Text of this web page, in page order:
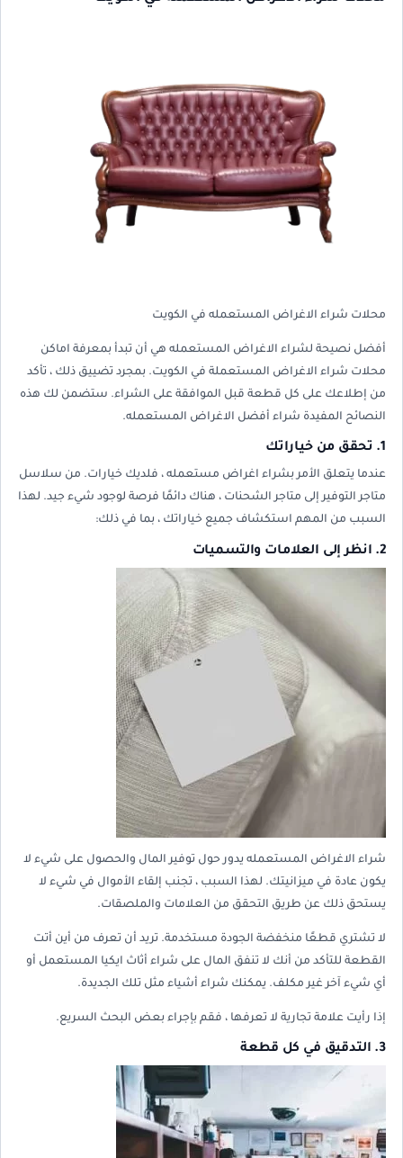
محلات شراء الاغراض المستعمله في الكويت
أفضل نصيحة لشراء الاغراض المستعمله هي أن تبدأ بمعرفة اماكن
محلات شراء الاغراض المستعملة في الكويت. بمجرد تضييق ذلك ، تأكد
من إطلاعك على كل قطعة قبل الموافقة على الشراء. ستضمن لك هذه
النصائح المفيدة شراء أفضل الاغراض المستعمله.
1. تحقق من خياراتك
عندما يتعلق الأمر بشراء اغراض مستعمله ، فلديك خيارات. من سلاسل
متاجر التوفير إلى متاجر الشحنات ، هناك دائمًا فرصة لوجود شيء جيد. لهذا
السبب من المهم استكشاف جميع خياراتك ، بما في ذلك:
2. انظر إلى العلامات والتسميات
شراء الاغراض المستعمله يدور حول توفير المال والحصول على شيء لا
يكون عادة في ميزانيتك. لهذا السبب ، تجنب إلقاء الأموال في شيء لا
يستحق ذلك عن طريق التحقق من العلامات والملصقات.
لا تشتري قطعًا منخفضة الجودة مستخدمة. تريد أن تعرف من أين أتت
القطعة للتأكد من أنك لا تنفق المال على شراء أثاث ايكيا المستعمل أو
أي شيء آخر غير مكلف. يمكنك شراء أشياء مثل تلك الجديدة.
إذا رأيت علامة تجارية لا تعرفها ، فقم بإجراء بعض البحث السريع.
3. التدقيق في كل قطعة